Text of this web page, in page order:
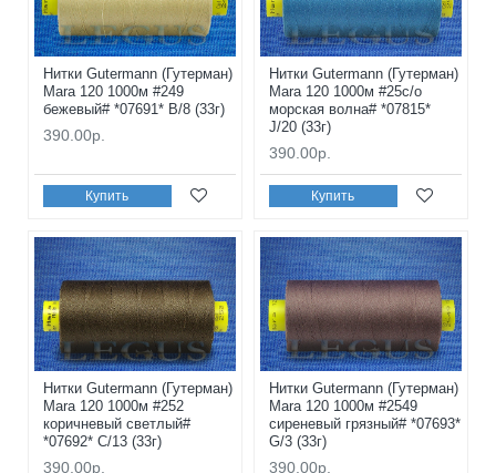
Нитки Gutermann (Гутерман)
Mara 120 1000м #249
бежевый# *07691* B/8 (33г)
390.00р.
Купить
Нитки Gutermann (Гутерман)
Mara 120 1000м #25с/о
морская волна# *07815*
J/20 (33г)
390.00р.
Купить
Нитки Gutermann (Гутерман)
Mara 120 1000м #252
коричневый светлый#
*07692* C/13 (33г)
390.00р.
Нитки Gutermann (Гутерман)
Mara 120 1000м #2549
сиреневый грязный# *07693*
G/3 (33г)
390.00р.